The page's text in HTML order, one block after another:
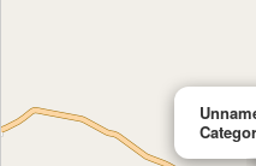
Siêu thị Điện máy